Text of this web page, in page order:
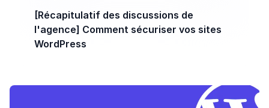
[Récapitulatif des discussions de
l'agence] Comment sécuriser vos sites
WordPress